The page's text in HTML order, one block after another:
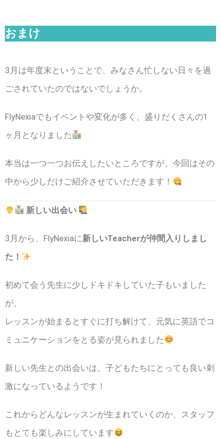
おまけ
3月は年度末ということで、みなさん忙しない日々を過
ごされていたのではないでしょうか。
FlyNexiaでもイベントや変化が多く、盛りだくさんの1
ヶ月となりました
本当は一つ一つお伝えしたいところですが、今回はその
中から少しだけご紹介させていただきます！
新しい出会い
3月から、FlyNexiaに新しいTeacherが仲間入りしまし
た！
初めて会う先生に少しドキドキしていた子もいました
が、
レッスンが始まるとすぐに打ち解けて、元気に英語でコ
ミュニケーションをとる姿が見られました
新しい先生との出会いは、子どもたちにとっても良い刺
激になっているようです！
これからどんなレッスンが生まれていくのか、スタッフ
もとても楽しみにしています